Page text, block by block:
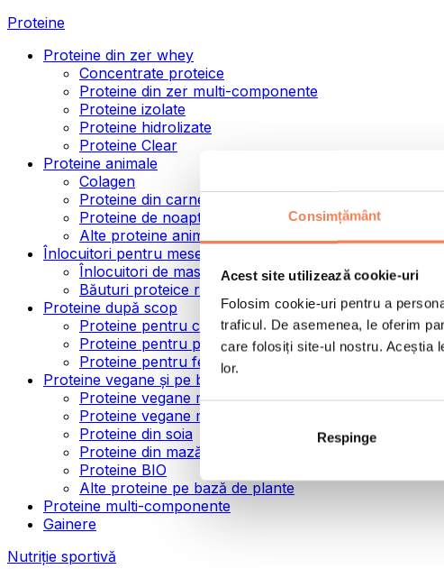
Consimțământ
Acest site utilizează cookie-uri
Folosim cookie-uri pentru a
traficul. De asemenea, le oferim
care folosiți site-ul nostru. Aceștia
lor.
Respinge
Proteine
Proteine din zer whey
Concentrate proteice
Proteine din zer multi-componente
Proteine izolate
Proteine hidrolizate
Proteine Clear
Proteine animale
Colagen
Proteine din carne de vită
Proteine de noapte
Alte proteine animale
Înlocuitori pentru mese
Înlocuitori de masă pulbere
Băuturi proteice ready to drink
Proteine după scop
Proteine pentru creșterea masei musculare
Proteine pentru pierderea în greutate
Proteine pentru femei
Proteine vegane și pe bază de plante
Proteine vegane mono-componente
Proteine vegane multi-componente
Proteine din soia
Proteine din mazăre
Proteine BIO
Alte proteine pe bază de plante
Proteine multi-componente
Gainere
Nutriție sportivă